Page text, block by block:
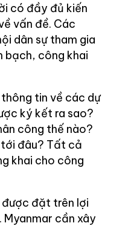
có đầy đủ kiến
vấn đề. Các
dân sự tham gia
bạch, công khai
tin về các dự
ký kết ra sao?
công thế nào?
đâu? Tất cả
khai cho công
đặt trên lợi
cần xây